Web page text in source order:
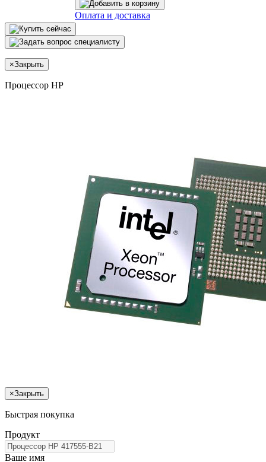
Оплата и доставка
×Закрыть
Процессор HP
×Закрыть
Быстрая покупка
Продукт
Ваше имя